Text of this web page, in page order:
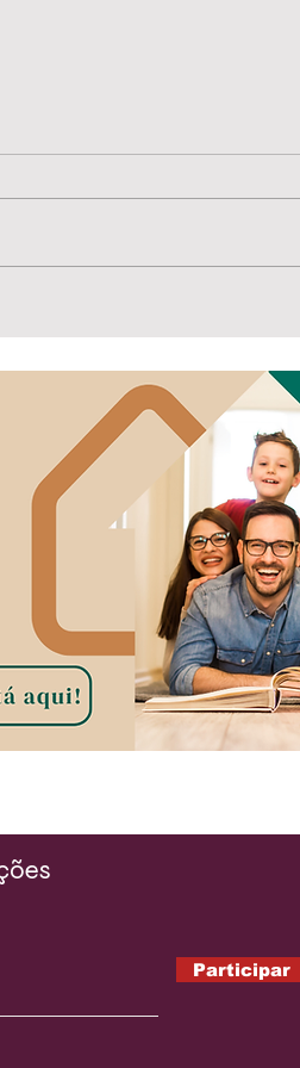
eleições de 2026
Participar